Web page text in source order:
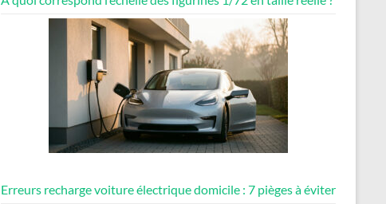
Erreurs recharge voiture électrique domicile : 7 pièges à éviter